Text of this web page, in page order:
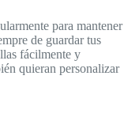
para mantener
de guardar tus
fácilmente y
quieran personalizar